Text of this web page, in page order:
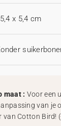
x 5,4 cm
maat : Voor een
van je
van Cotton Bird! (